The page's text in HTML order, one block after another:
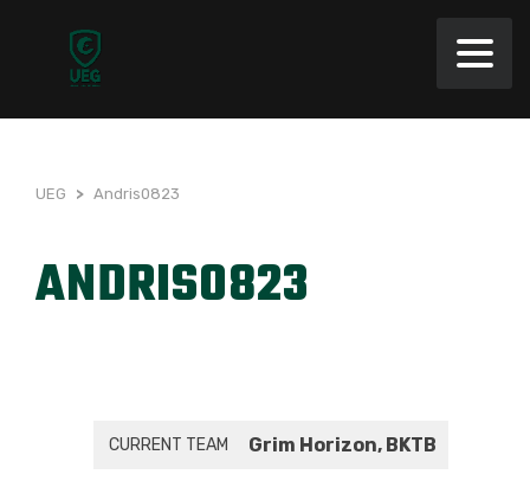
UEG > Andris0823
ANDRIS0823
CURRENT TEAM Grim Horizon, BKTB